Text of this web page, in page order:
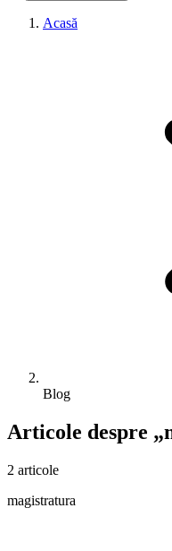
Acasă
Blog
Articole despre
2 articole
magistratura